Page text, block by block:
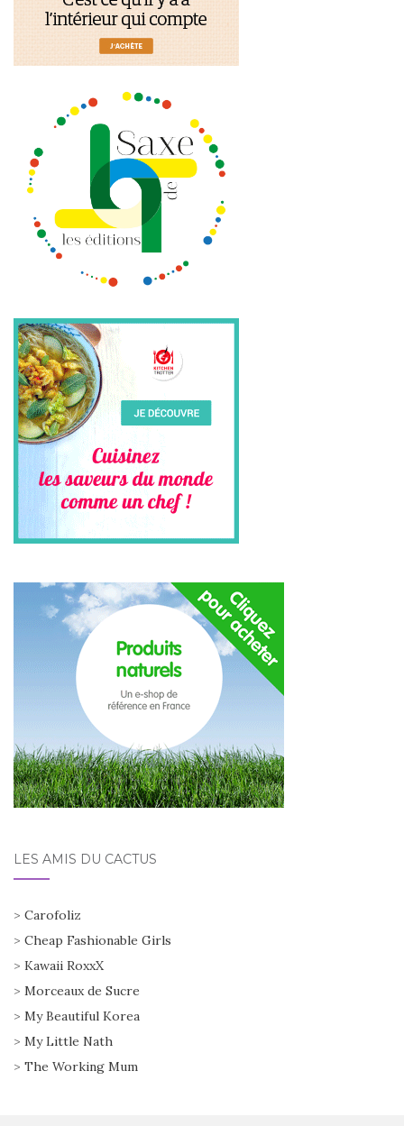
LES AMIS DU CACTUS
> Carofoliz
> Cheap Fashionable Girls
> Kawaii RoxxX
> Morceaux de Sucre
> My Beautiful Korea
> My Little Nath
> The Working Mum